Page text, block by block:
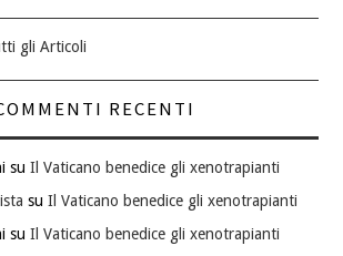
gli Articoli
RECENTI
suIl Vaticano benedice gli xenotrapianti
suIl Vaticano benedice gli xenotrapianti
suIl Vaticano benedice gli xenotrapianti